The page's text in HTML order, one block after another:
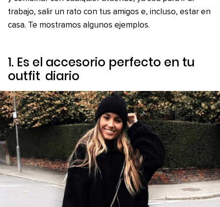
trabajo, salir un rato con tus amigos e, incluso, estar en
casa. Te mostramos algunos ejemplos.
1. Es el accesorio perfecto en tu
outfit diario